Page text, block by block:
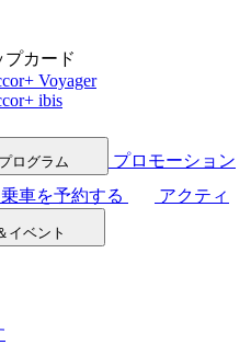
プカード
Voyager
ibis
ログラム
プロモーション
乗車を予約する
アクティ
イベント